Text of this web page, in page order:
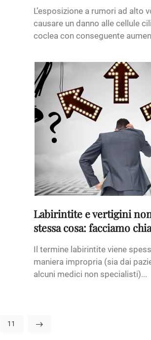
L’esposizione a rumori ad alto
causare un danno alle cellule
coclea con conseguente
Labirintite e vertigini
stessa cosa: facciamo
Il termine labirintite viene
maniera impropria (sia dai
alcuni medici non specialisti)...
11